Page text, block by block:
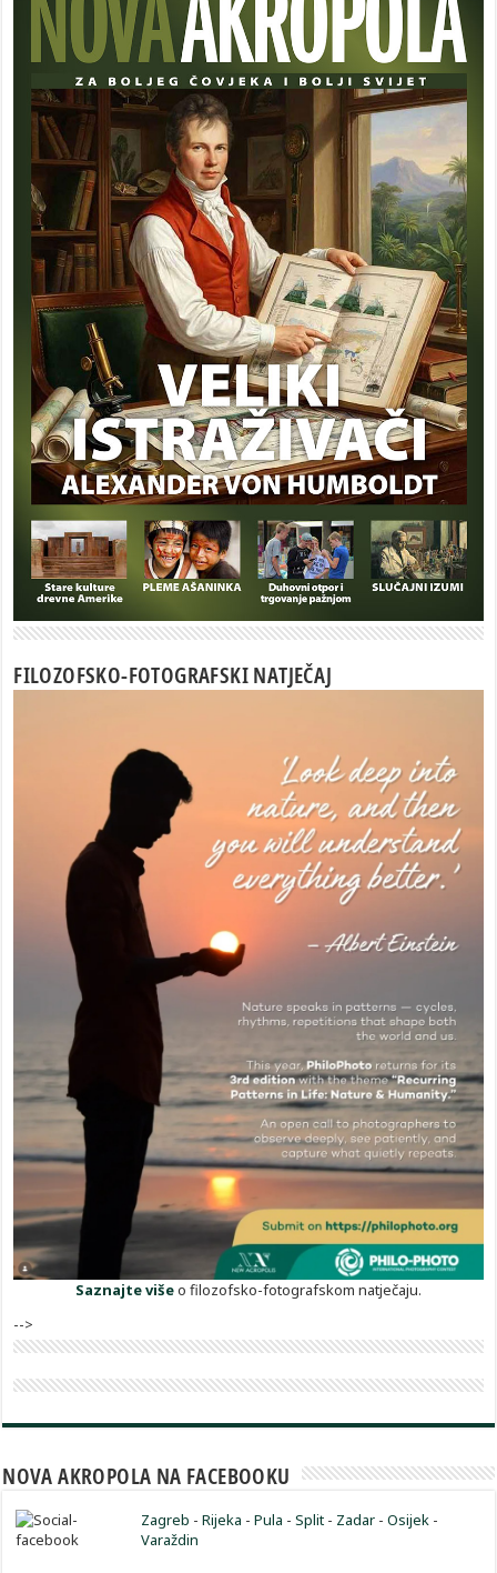
FILOZOFSKO-FOTOGRAFSKI NATJEČAJ
Saznajte višeo filozofsko-fotografskom natječaju.
-->
NOVA AKROPOLA NA FACEBOOKU
Zagreb -Rijeka -Pula -Split - Zadar -Osijek -
Varaždin